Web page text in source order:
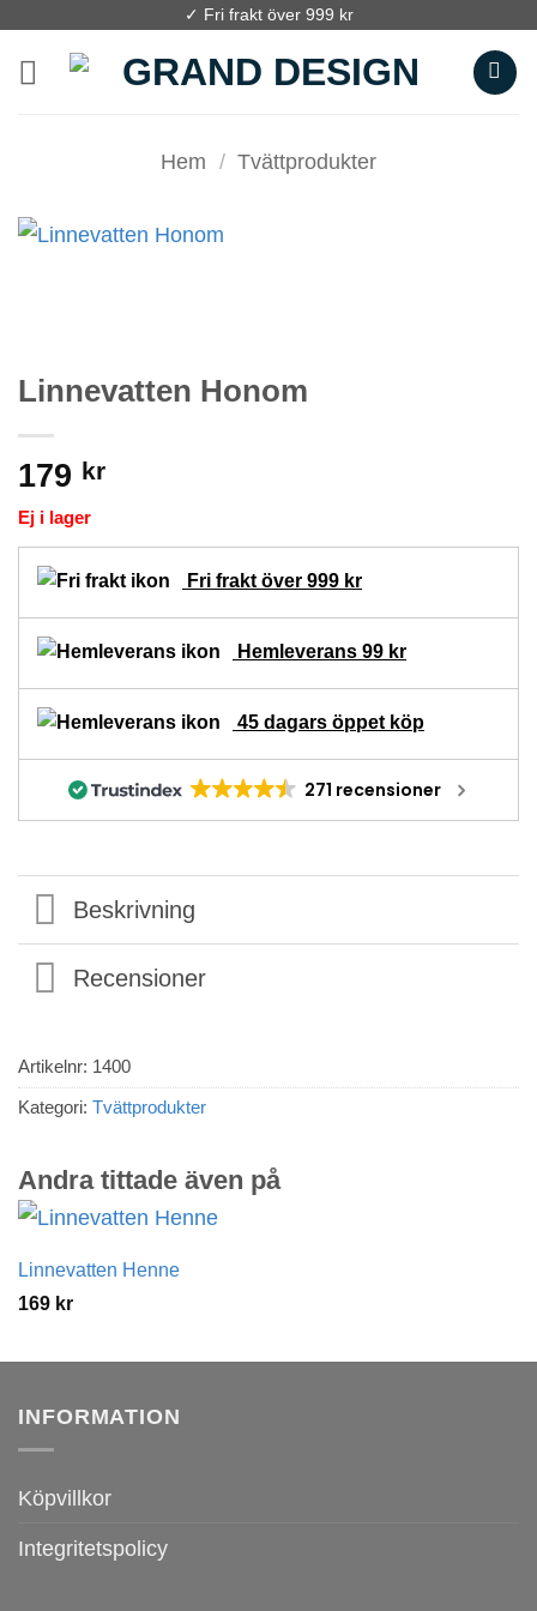
content
✓ Fri frakt över 999 kr
Hem / Tvättprodukter
Linnevatten Honom
179 kr
Ej i lager
Fri frakt över 999 kr
Hemleverans 99 kr
45 dagars öppet köp
271 recensioner
Beskrivning
Recensioner
Artikelnr: 1400
Kategori: Tvättprodukter
Andra tittade även på
Linnevatten Henne
169 kr
INFORMATION
Köpvillkor
Integritetspolicy